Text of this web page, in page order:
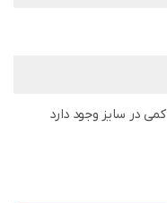
در سایز وجود دارد